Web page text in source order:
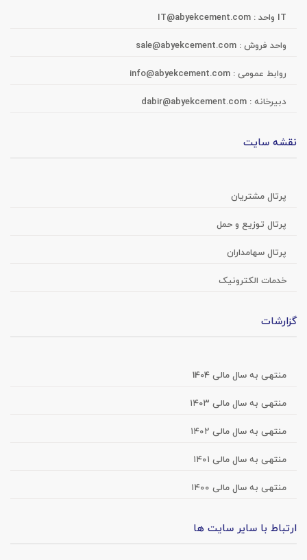
IT واحد :
واحد فروش :
روابط عمومی :
دبیرخانه :
نقشه سایت
پرتال مشتریان
پرتال توزیع و حمل
پرتال سهامداران
خدمات الکترونیک
گزارشات
منتهی به سال مالی 1404
منتهی به سال مالی ۱۴۰۳
منتهی به سال مالی ۱۴۰۲
منتهی به سال مالی ۱۴۰۱
منتهی به سال مالی ۱۴۰۰
ارتباط با سایر سایت ها